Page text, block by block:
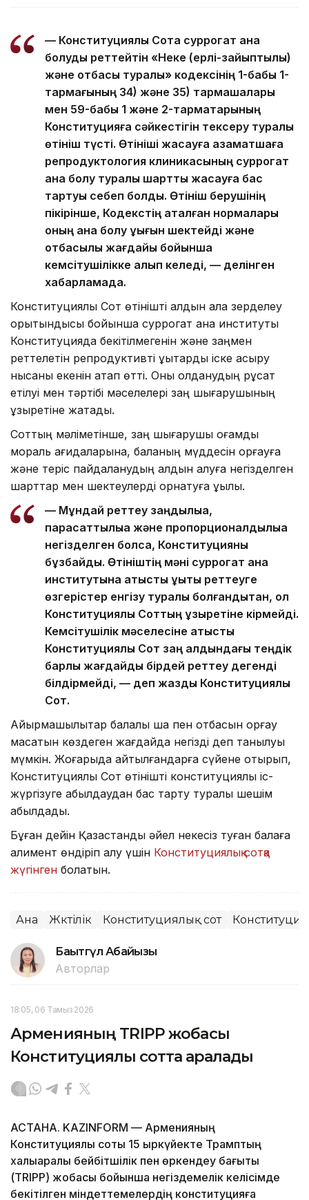
— Конституциялық Сотқа суррогат ана
болуды реттейтін «Неке (ерлі-зайыптылық)
және отбасы туралы» кодексінің 1-бабы 1-
тармағының 34) және 35) тармақшалары
мен 59-бабы 1 және 2-тармақтарының
Конституцияға сәйкестігін тексеру туралы
өтініш түсті. Өтініші жасауға азаматшаға
репродуктология клиникасының суррогат
ана болу туралы шартты жасауға бас
тартуы себеп болды. Өтініш берушінің
пікірінше, Кодекстің аталған нормалары
оның ана болу құқығын шектейді және
отбасылық жағдайы бойынша
кемсітушілікке алып келеді, — делінген
хабарламада.
Конституциялық Сот өтінішті алдын ала зерделеу
қорытындысы бойынша суррогат ана институты
Конституцияда бекітілмегенін және заңмен
реттелетін репродуктивті құқықтарды іске асыру
нысаны екенін атап өтті. Оны қолданудың рұқсат
етілуі мен тәртібі мәселелері заң шығарушының
құзыретіне жатады.
Соттың мәліметінше, заң шығарушы қоғамдық
мораль қағидаларына, баланың мүддесін қорғауға
және теріс пайдаланудың алдын алуға негізделген
шарттар мен шектеулерді орнатуға құқылы.
— Мұндай реттеу заңдылыққа,
парасаттылыққа және пропорционалдылыққа
негізделген болса, Конституцияны
бұзбайды. Өтініштің мәні суррогат ана
институтына қатысты құқықтық реттеуге
өзгерістер енгізу туралы болғандықтан, ол
Конституциялық Соттың құзыретіне кірмейді.
Кемсітушілік мәселесіне қатысты
Конституциялық Сот заң алдындағы теңдік
барлық жағдайды бірдей реттеу дегенді
білдірмейді, — деп жазды Конституциялық
Сот.
Айырмашылықтар балалық шақ пен отбасын қорғау
мақсатын көздеген жағдайда негізді деп танылуы
мүмкін. Жоғарыда айтылғандарға сүйене отырып,
Конституциялық Сот өтінішті конституциялық іс-
жүргізуге қабылдаудан бас тарту туралы шешім
қабылдады.
Бұған дейін Қазақстандық әйел некесіз туған балаға
алимент өндіріп алу үшін Конституциялық сотқа
жүгінген болатын.
Ана Жүктілік Конституциялық сот Конституция
Бақытгүл Абайқызы
Авторлар
18:05, 06 Тамыз 2026
Арменияның TRIPP жобасы
Конституциялық сотта қаралады
АСТАНА. KAZINFORM — Арменияның
Конституциялық соты 15 қыркүйекте Трамптың
халықаралық бейбітшілік пен өркендеу бағыты
(TRIPP) жобасы бойынша негіздемелік келісімде
бекітілген міндеттемелердің конституцияға